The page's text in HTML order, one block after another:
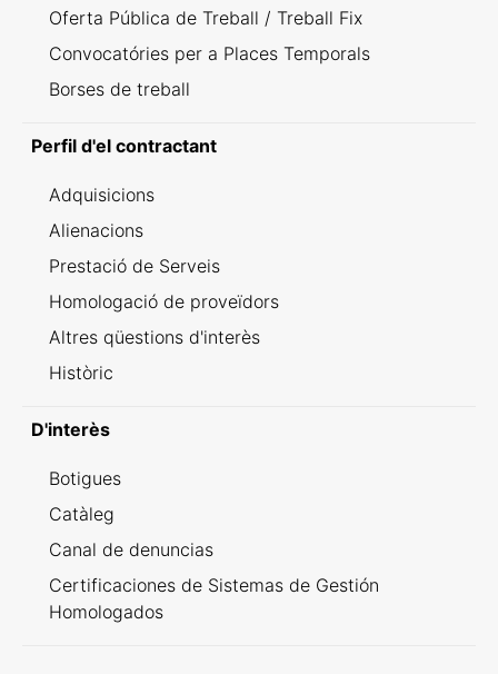
Oferta Pública de Treball / Treball Fix
Convocatóries per a Places Temporals
Borses de treball
Perfil d'el contractant
Adquisicions
Alienacions
Prestació de Serveis
Homologació de proveïdors
Altres qüestions d'interès
Històric
D'interès
Botigues
Catàleg
Canal de denuncias
Certificaciones de Sistemas de Gestión
Homologados